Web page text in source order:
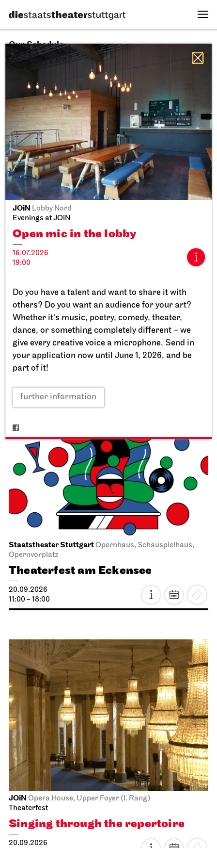
JOiN Lobby Nord
Evenings at JOiN
Open mic in the lobby
16.07.2026
19:00
Do you have a talent and want to share it with
others? Do you want an audience for your art?
Whether it's music, poetry, comedy, theater,
dance, or something completely different – we
give every creative voice a microphone. Send in
your application now until June 1, 2026, and be
part of it!
further information
Our Schedule
All sectors
All locations
Fri, 11.09.2026
Stuttgart Ballet StadtPalais
Presentation of the Stuttgart
Ballet Annual
17:00
Staatstheater StuttgartOpernhaus, Schauspielhaus,
Opernvorplatz
Theaterfest am Eckensee
20.09.2026
11:00 - 18:00
JOiN Opera House, Upper Foyer (I. Rang)
Theaterfest
Singing through the repertoire
20.09.2026